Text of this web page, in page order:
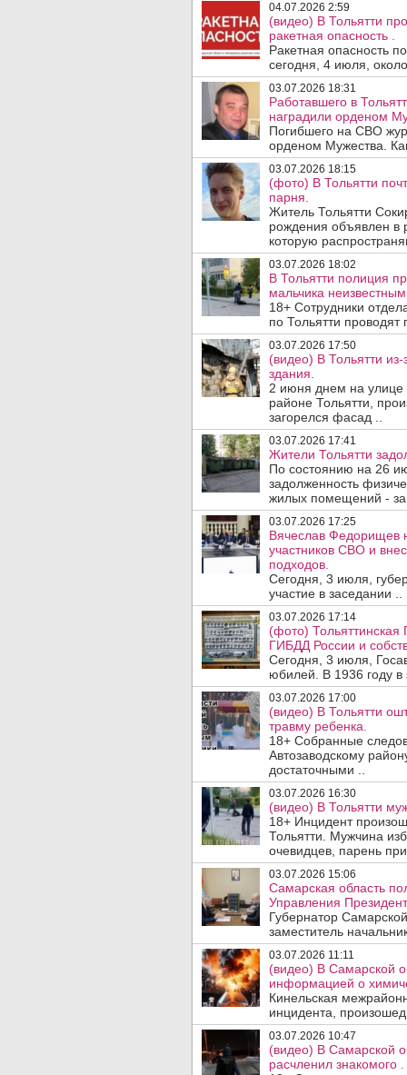
04.07.2026 2:59
(видео) В Тольятти
ракетная опасность .
Ракетная опасность
сегодня, 4 июля,
03.07.2026 18:31
Работавшего в
наградили орденом
Погибшего на СВО
орденом Мужества.
03.07.2026 18:15
(фото) В Тольятти
парня.
Житель Тольятти
рождения объявлен в
которую
03.07.2026 18:02
В Тольятти полиция
мальчика
18+ Сотрудники
по Тольятти
03.07.2026 17:50
(видео) В Тольятти
здания.
2 июня днем на улице
районе Тольятти,
загорелся фасад ..
03.07.2026 17:41
Жители Тольятти
По состоянию на 26
задолженность
жилых помещений -
03.07.2026 17:25
Вячеслав Федорищев
участников СВО и
подходов.
Сегодня, 3 июля,
участие в заседании ..
03.07.2026 17:14
(фото) Тольяттинская
ГИБДД России и
Сегодня, 3 июля,
юбилей. В 1936 году в
03.07.2026 17:00
(видео) В Тольятти
травму ребенка.
18+ Собранные
Автозаводскому
достаточными ..
03.07.2026 16:30
(видео) В Тольятти
18+ Инцидент
Тольятти. Мужчина
очевидцев, парень
03.07.2026 15:06
Самарская область
Управления
Губернатор
заместитель
03.07.2026 11:11
(видео) В Самарской
информацией о
Кинельская
инцидента,
03.07.2026 10:47
(видео) В Самарской
расчленил знакомого .